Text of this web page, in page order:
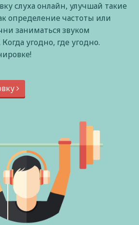
слуха онлайн, улучшай такие
определение частоты или
заниматься звуком
угодно, где угодно.